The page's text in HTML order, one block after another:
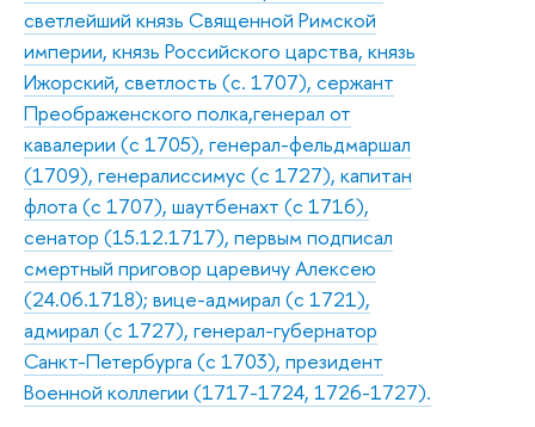
светлейший князь Священной Римской
империи, князь Российского царства, князь
Ижорский, светлость (с. 1707), сержант
Преображенского полка,генерал от
кавалерии (с 1705), генерал-фельдмаршал
(1709), генералиссимус (с 1727), капитан
флота (с 1707), шаутбенахт (с 1716),
сенатор (15.12.1717), первым подписал
смертный приговор царевичу Алексею
(24.06.1718); вице-адмирал (с 1721),
адмирал (с 1727), генерал-губернатор
Санкт-Петербурга (с 1703), президент
Военной коллегии (1717-1724, 1726-1727).